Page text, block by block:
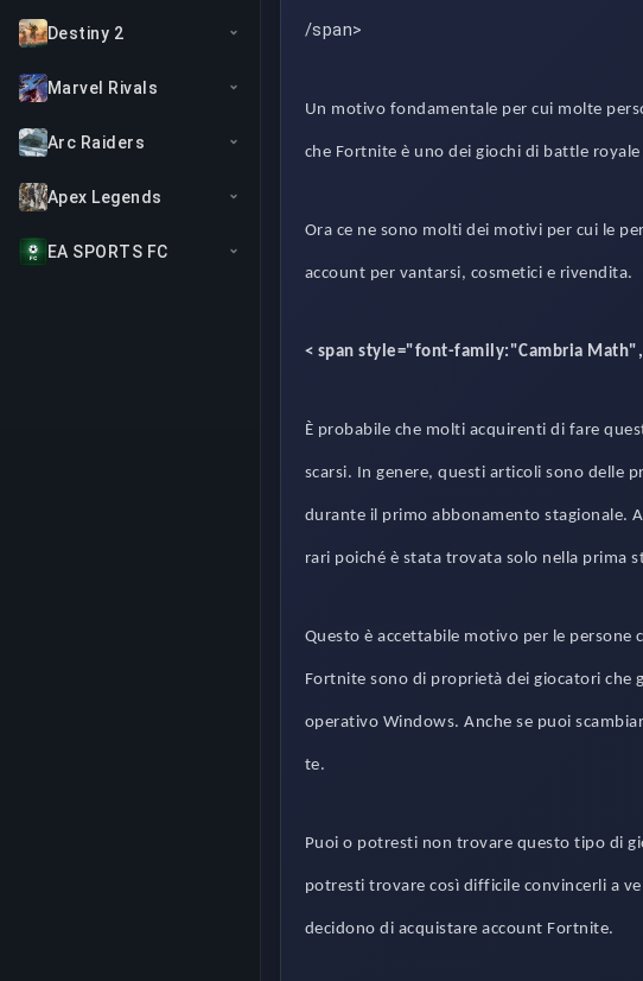
Destiny 2
Marvel Rivals
Arc Raiders
Apex Legends
EA SPORTS FC
/span>
Un motivo fondamentale per cui molte
che Fortnite è uno dei giochi di battle
Ora ce ne sono molti dei motivi per cui le
account per vantarsi, cosmetici e rivendita.
< span style="font-family:"Cambria
È probabile che molti acquirenti di fare
scarsi. In genere, questi articoli sono delle
durante il primo abbonamento stagionale.
rari poiché è stata trovata solo nella prima
Questo è accettabile motivo per le
Fortnite sono di proprietà dei giocatori che
operativo Windows. Anche se puoi
te.
Puoi o potresti non trovare questo tipo di
potresti trovare così difficile convincerli a
decidono di acquistare account Fortnite.